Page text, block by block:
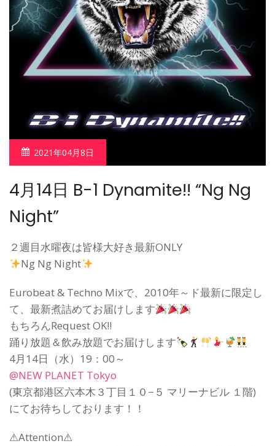
2021年04月8日
4月14日 B-1 Dynamite!! “Ng Ng
Night”
２週目水曜夜は皆様大好き最新ONLY
Ng Ng Night
Eurobeat & Techno Mixで、2010年～ド最新に限定し
て、最新煮詰めてお届けします
もちろんRequest OK!!
踊り放題＆飲み放題でお届けします
4月14日（水）19：00～
@NEW PLANET Tokyo
(東京都港区六本木３丁目１０−５ マリーナビル １階)
にてお待ちしております！！
⚠Attention⚠